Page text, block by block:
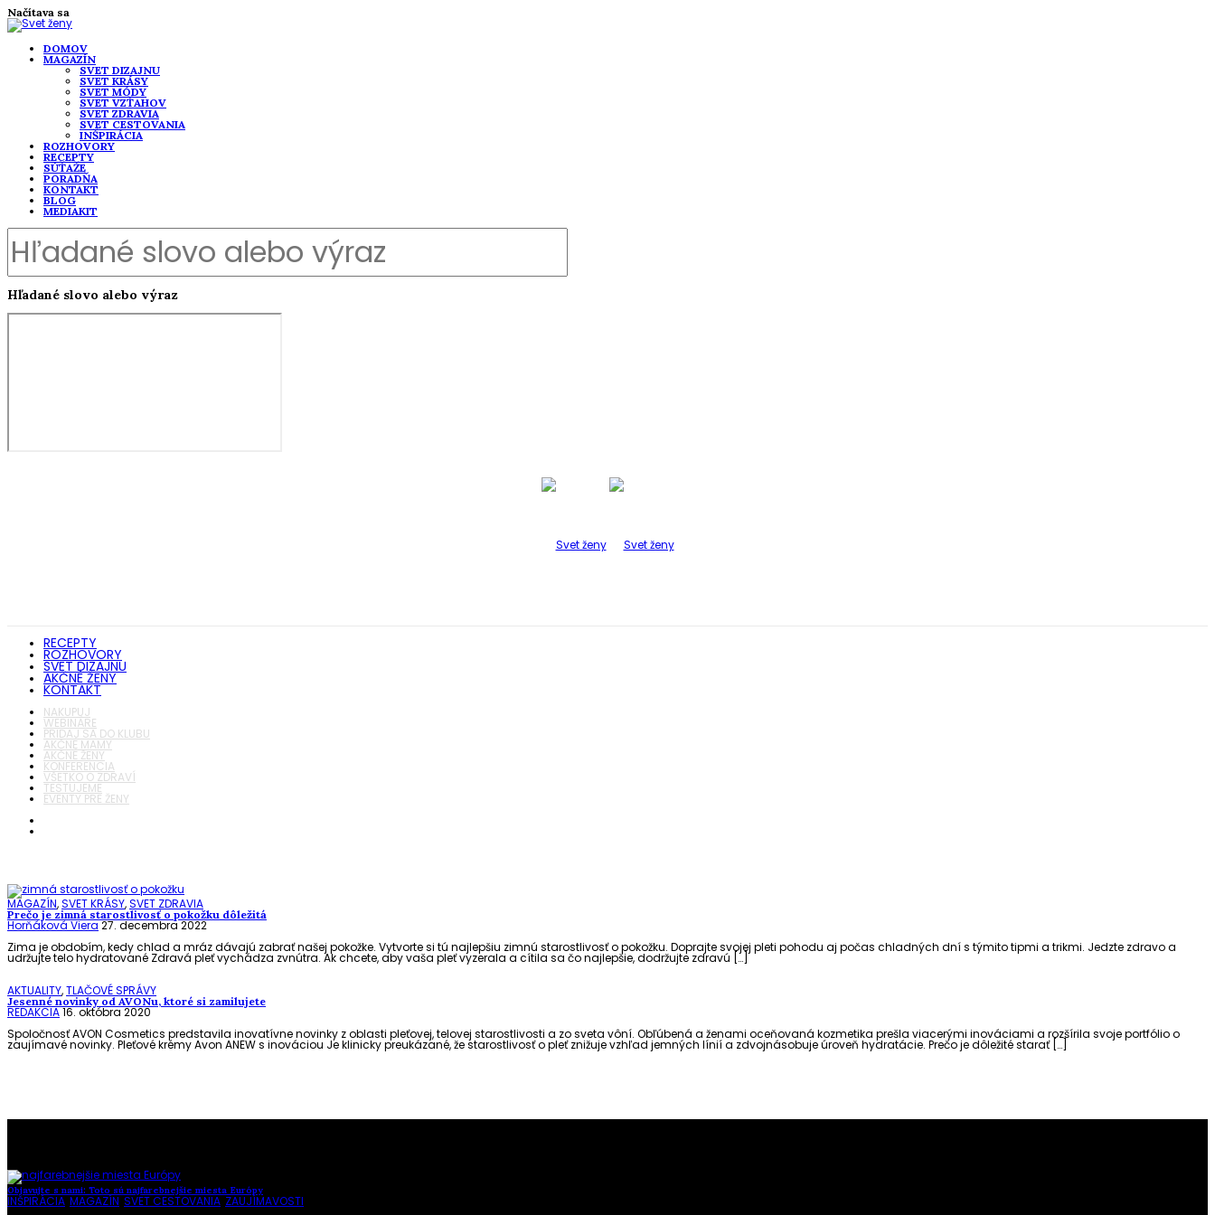
Načítava sa
DOMOV
MAGAZÍN
SVET DIZAJNU
SVET KRÁSY
SVET MÓDY
SVET VZŤAHOV
SVET ZDRAVIA
SVET CESTOVANIA
INŠPIRÁCIA
ROZHOVORY
RECEPTY
SÚŤAŽE
PORADŇA
KONTAKT
BLOG
MEDIAKIT
Hľadané slovo alebo výraz
RECEPTY
ROZHOVORY
SVET DIZAJNU
AKČNÉ ŽENY
KONTAKT
NAKUPUJ
WEBINÁRE
PRIDAJ SA DO KLUBU
AKČNÉ MAMY
AKČNÉ ŽENY
KONFERENCIA
VŠETKO O ZDRAVÍ
TESTUJEME
EVENTY PRE ŽENY
MAGAZÍN,SVET KRÁSY,SVET ZDRAVIA
Prečo je zimná starostlivosť o pokožku dôležitá
Horňáková Viera27. decembra 2022
Zima je obdobím, kedy chlad a mráz dávajú zabrať našej pokožke. Vytvorte si tú najlepšiu zimnú starostlivosť o pokožku. Doprajte svojej pleti pohodu aj počas chladných dní s týmito tipmi a trikmi. Jedzte zdravo a
udržujte telo hydratované Zdravá pleť vychádza zvnútra. Ak chcete, aby vaša pleť vyzerala a cítila sa čo najlepšie, dodržujte zdravú […]
AKTUALITY,TLAČOVÉ SPRÁVY
Jesenné novinky od AVONu, ktoré si zamilujete
REDAKCIA16. októbra 2020
Spoločnosť AVON Cosmetics predstavila inovatívne novinky z oblasti pleťovej, telovej starostlivosti a zo sveta vôní. Obľúbená a ženami oceňovaná kozmetika prešla viacerými inováciami a rozšírila svoje portfólio o
zaujímavé novinky. Pleťové krémy Avon ANEW s inováciou Je klinicky preukázané, že starostlivosť o pleť znižuje vzhľad jemných línií a zdvojnásobuje úroveň hydratácie. Prečo je dôležité starať […]
Objavujte s nami: Toto sú najfarebnejšie miesta Európy
INŠPIRÁCIA MAGAZÍN SVET CESTOVANIA ZAUJÍMAVOSTI